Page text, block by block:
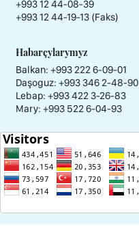
+993 12 44-08-39
+993 12 44-19-13 (Faks)
Habarçylarymyz
Balkan: +993 222 6-09-01
Daşoguz: +993 346 2-48-90
Lebap: +993 422 3-26-83
Mary: +993 522 6-04-93